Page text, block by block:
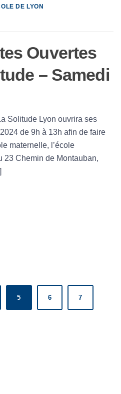
DE LYON
Ouvertes
– Samedi
Solitude Lyon ouvrira ses
de 9h à 13h afin de faire
maternelle, l’école
23 Chemin de Montauban,
5 6 7